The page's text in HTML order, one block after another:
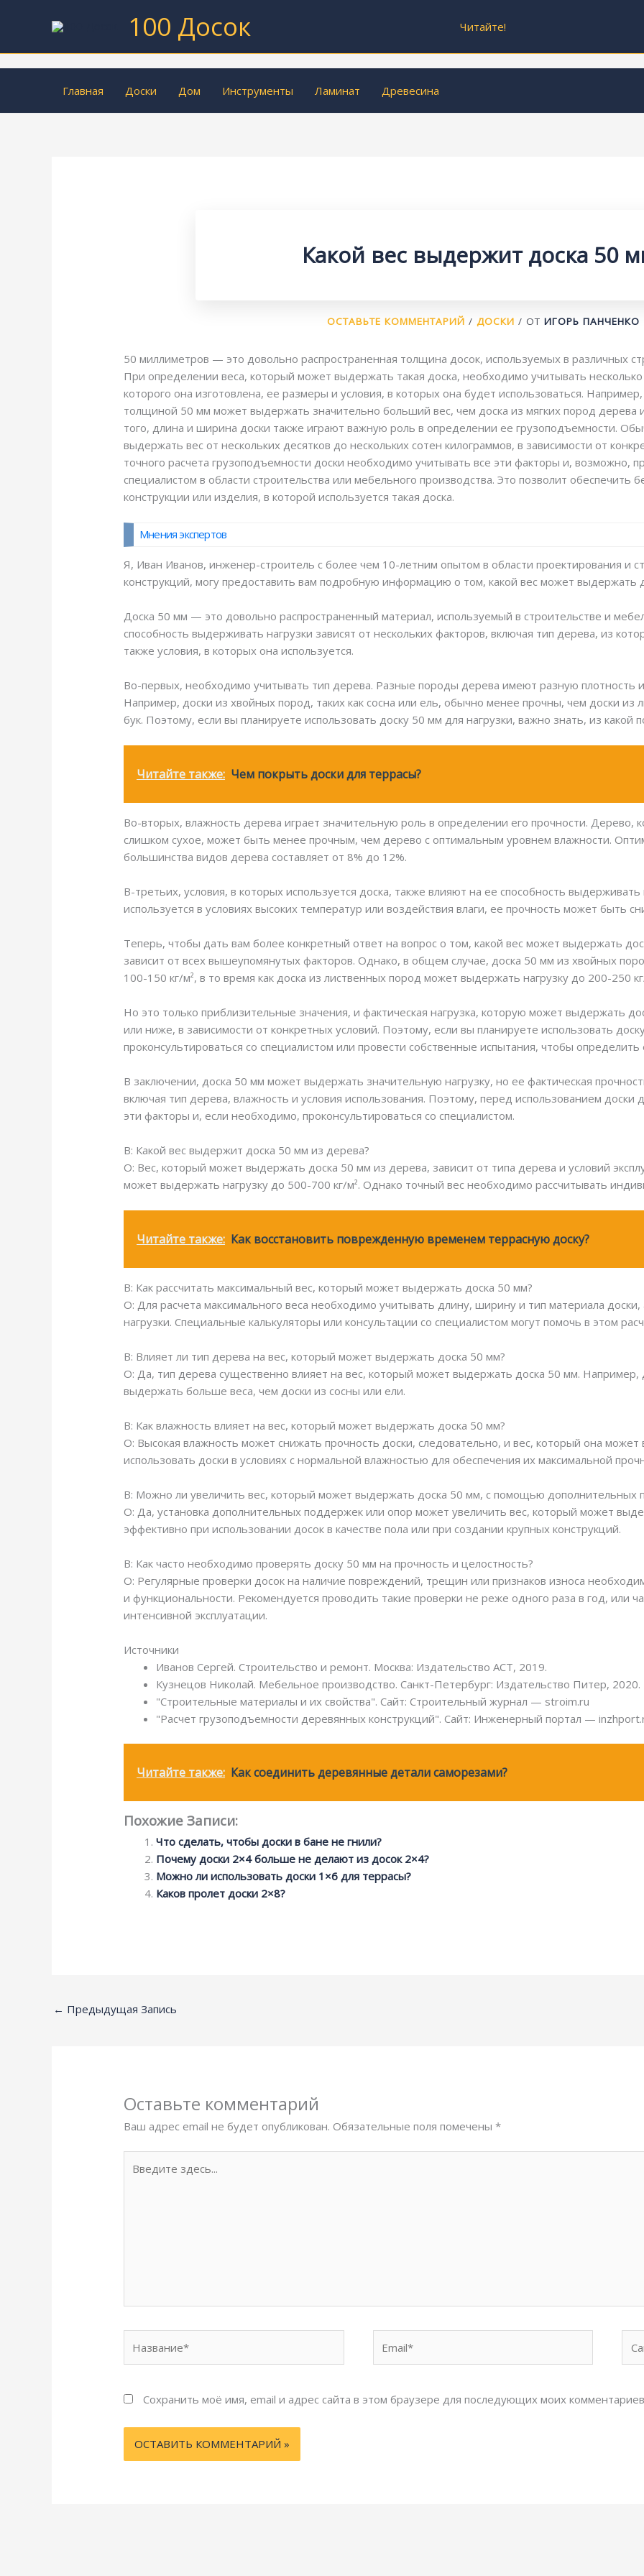
100 Досок Читайте!
Главная Доски Дом Инструменты Ламинат Древесина
Какой вес выдержит доска 50
ОСТАВЬТЕ КОММЕНТАРИЙ / ДОСКИ / ОТ ИГОРЬ ПАНЧЕНКО
50 миллиметров — это довольно распространенная толщина досок, используемых в различных
При определении веса, который может выдержать такая доска, необходимо учитывать
которого она изготовлена, ее размеры и условия, в которых она будет использоваться.
толщиной 50 мм может выдержать значительно больший вес, чем доска из мягких пород дерева
того, длина и ширина доски также играют важную роль в определении ее грузоподъемности.
выдержать вес от нескольких десятков до нескольких сотен килограммов, в зависимости от
точного расчета грузоподъемности доски необходимо учитывать все эти факторы и, возможно,
специалистом в области строительства или мебельного производства. Это позволит обеспечить
конструкции или изделия, в которой используется такая доска.
Мнения экспертов
Я, Иван Иванов, инженер-строитель с более чем 10-летним опытом в области проектирования и
конструкций, могу предоставить вам подробную информацию о том, какой вес может выдержать
Доска 50 мм — это довольно распространенный материал, используемый в строительстве и
способность выдерживать нагрузки зависят от нескольких факторов, включая тип дерева, из
также условия, в которых она используется.
Во-первых, необходимо учитывать тип дерева. Разные породы дерева имеют разную плотность
Например, доски из хвойных пород, таких как сосна или ель, обычно менее прочны, чем доски из
бук. Поэтому, если вы планируете использовать доску 50 мм для нагрузки, важно знать, из какой
Читайте также: Чем покрыть доски для террасы?
Во-вторых, влажность дерева играет значительную роль в определении его прочности. Дерево,
слишком сухое, может быть менее прочным, чем дерево с оптимальным уровнем влажности.
большинства видов дерева составляет от 8% до 12%.
В-третьих, условия, в которых используется доска, также влияют на ее способность
используется в условиях высоких температур или воздействия влаги, ее прочность может быть
Теперь, чтобы дать вам более конкретный ответ на вопрос о том, какой вес может выдержать
зависит от всех вышеупомянутых факторов. Однако, в общем случае, доска 50 мм из хвойных
100-150 кг/м², в то время как доска из лиственных пород может выдержать нагрузку до 200-250
Но это только приблизительные значения, и фактическая нагрузка, которую может выдержать
или ниже, в зависимости от конкретных условий. Поэтому, если вы планируете использовать
проконсультироваться со специалистом или провести собственные испытания, чтобы
В заключении, доска 50 мм может выдержать значительную нагрузку, но ее фактическая
включая тип дерева, влажность и условия использования. Поэтому, перед использованием доски
эти факторы и, если необходимо, проконсультироваться со специалистом.
В: Какой вес выдержит доска 50 мм из дерева?
О: Вес, который может выдержать доска 50 мм из дерева, зависит от типа дерева и условий
может выдержать нагрузку до 500-700 кг/м². Однако точный вес необходимо рассчитывать
Читайте также: Как восстановить поврежденную временем террасную доску?
В: Как рассчитать максимальный вес, который может выдержать доска 50 мм?
О: Для расчета максимального веса необходимо учитывать длину, ширину и тип материала
нагрузки. Специальные калькуляторы или консультации со специалистом могут помочь в этом
В: Влияет ли тип дерева на вес, который может выдержать доска 50 мм?
О: Да, тип дерева существенно влияет на вес, который может выдержать доска 50 мм. Например,
выдержать больше веса, чем доски из сосны или ели.
В: Как влажность влияет на вес, который может выдержать доска 50 мм?
О: Высокая влажность может снижать прочность доски, следовательно, и вес, который она
использовать доски в условиях с нормальной влажностью для обеспечения их максимальной
В: Можно ли увеличить вес, который может выдержать доска 50 мм, с помощью дополнительных
О: Да, установка дополнительных поддержек или опор может увеличить вес, который может
эффективно при использовании досок в качестве пола или при создании крупных конструкций.
В: Как часто необходимо проверять доску 50 мм на прочность и целостность?
О: Регулярные проверки досок на наличие повреждений, трещин или признаков износа
и функциональности. Рекомендуется проводить такие проверки не реже одного раза в год, или
интенсивной эксплуатации.
Источники
Иванов Сергей. Строительство и ремонт. Москва: Издательство АСТ, 2019.
Кузнецов Николай. Мебельное производство. Санкт-Петербург: Издательство Питер, 2020.
"Строительные материалы и их свойства". Сайт: Строительный журнал — stroim.ru
"Расчет грузоподъемности деревянных конструкций". Сайт: Инженерный портал —
Читайте также: Как соединить деревянные детали саморезами?
Похожие Записи:
Что сделать, чтобы доски в бане не гнили?
Почему доски 2×4 больше не делают из досок 2×4?
Можно ли использовать доски 1×6 для террасы?
Каков пролет доски 2×8?
← Предыдущая Запись
Оставьте комментарий
Ваш адрес email не будет опубликован. Обязательные поля помечены*
здесь...
Сохранить моё имя, email и адрес сайта в этом браузере для последующих моих